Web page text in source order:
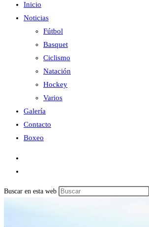
Inicio
Noticias
Fútbol
Basquet
Ciclismo
Natación
Hockey
Varios
Galería
Contacto
Boxeo
Buscar en esta web